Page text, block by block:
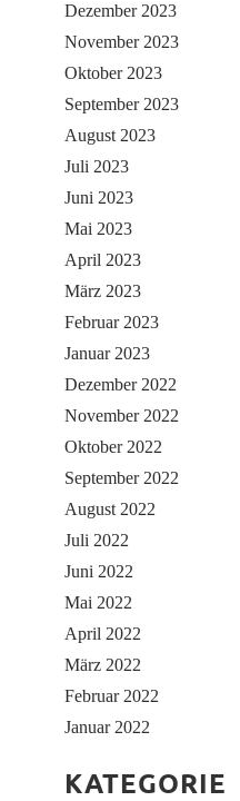
Dezember 2023
November 2023
Oktober 2023
September 2023
August 2023
Juli 2023
Juni 2023
Mai 2023
April 2023
März 2023
Februar 2023
Januar 2023
Dezember 2022
November 2022
Oktober 2022
September 2022
August 2022
Juli 2022
Juni 2022
Mai 2022
April 2022
März 2022
Februar 2022
Januar 2022
KATEGORIE